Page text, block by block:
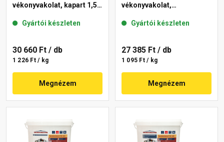
vékonyvakolat, kapart 1,5
Gyártói készleten
30 660 Ft / db
1 226 Ft / kg
Megnézem
vékonyvakolat,
45-E 25 kg
Gyártói készleten
27 385 Ft / db
1 095 Ft / kg
Megnézem